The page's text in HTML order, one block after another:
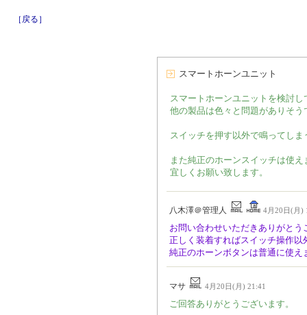
［戻る］
スマートホーンユニット
スマートホーンユニットを検討し
他の製品は色々と問題がありそう
スイッチを押す以外で鳴ってし
また純正のホーンスイッチは使
宜しくお願い致します。
八木澤＠管理人 4月20日(月)
お問い合わせいただきありがとう
正しく装着すればスイッチ操作
純正のホーンボタンは普通に使え
マサ 4月20日(月) 21:41
ご回答ありがとうございます。